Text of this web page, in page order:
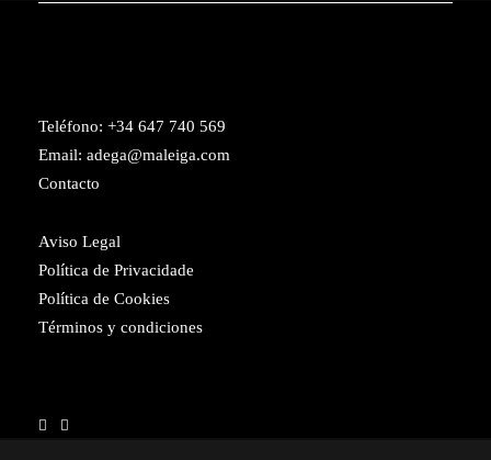
Teléfono: +34 647 740 569
Email: adega@maleiga.com
Contacto
Aviso Legal
Política de Privacidade
Política de Cookies
Términos y condiciones